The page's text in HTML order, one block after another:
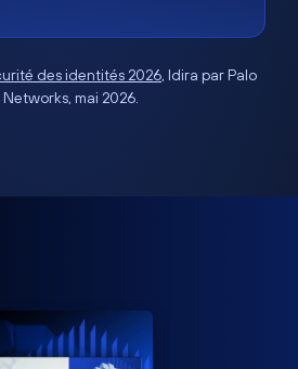
des identités 2026, Idira par Palo
mai 2026.